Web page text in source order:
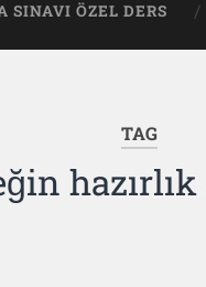
SINAVI ÖZEL DERS
TAG